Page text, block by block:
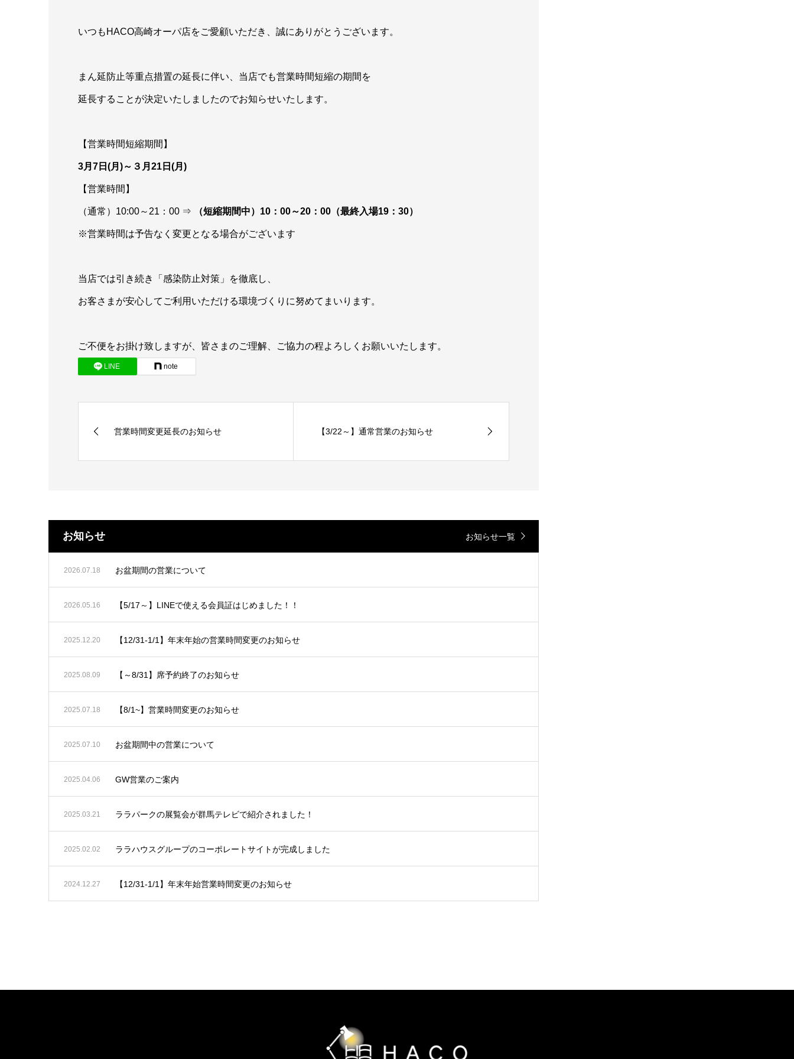
いつもHACO高崎オーパ店をご愛顧いただき、誠にありがとうございます。
まん延防止等重点措置の延長に伴い、当店でも営業時間短縮の期間を
延長することが決定いたしましたのでお知らせいたします。
【営業時間短縮期間】
3月7日(月)～３月21日(月)
【営業時間】
（通常）10:00～21：00 ⇒ （短縮期間中）10：00～20：00（最終入場19：30）
※営業時間は予告なく変更となる場合がございます
当店では引き続き「感染防止対策」を徹底し、
お客さまが安心してご利用いただける環境づくりに努めてまいります。
ご不便をお掛け致しますが、皆さまのご理解、ご協力の程よろしくお願いいたします。
LINE note
営業時間変更延長のお知らせ 【3/22～】通常営業のお知らせ
お知らせ お知らせ一覧
2026.07.18 お盆期間の営業について
2026.05.16 【5/17～】LINEで使える会員証はじめました！！
2025.12.20 【12/31-1/1】年末年始の営業時間変更のお知らせ
2025.08.09 【～8/31】席予約終了のお知らせ
2025.07.18 【8/1~】営業時間変更のお知らせ
2025.07.10 お盆期間中の営業について
2025.04.06 GW営業のご案内
2025.03.21 ララパークの展覧会が群馬テレビで紹介されました！
2025.02.02 ララハウスグループのコーポレートサイトが完成しました
2024.12.27 【12/31-1/1】年末年始営業時間変更のお知らせ